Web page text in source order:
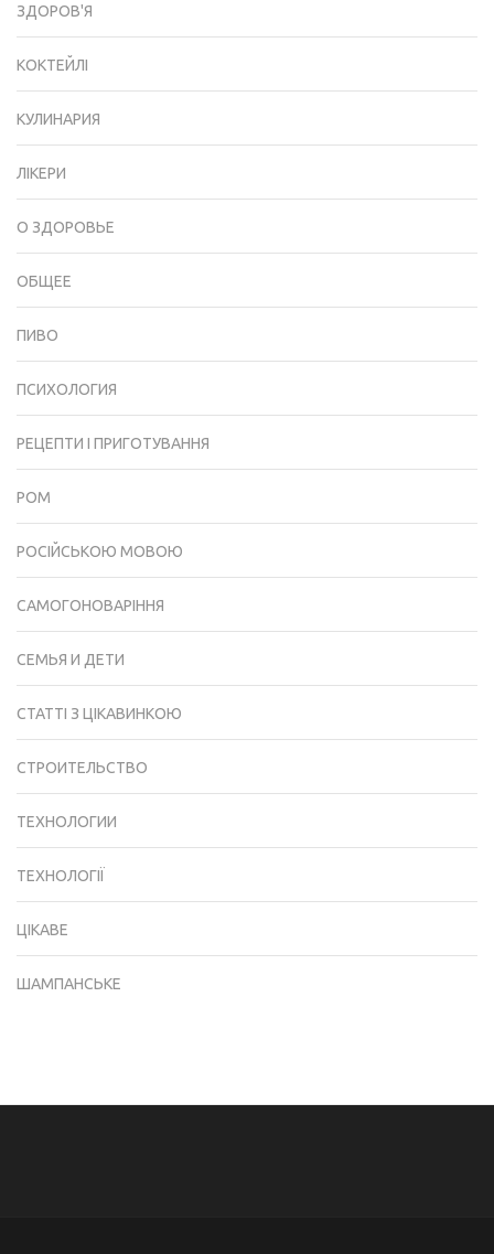
ЗДОРОВ'Я
КОКТЕЙЛІ
КУЛИНАРИЯ
ЛІКЕРИ
О ЗДОРОВЬЕ
ОБЩЕЕ
ПИВО
ПСИХОЛОГИЯ
РЕЦЕПТИ І ПРИГОТУВАННЯ
РОМ
РОСІЙСЬКОЮ МОВОЮ
САМОГОНОВАРІННЯ
СЕМЬЯ И ДЕТИ
СТАТТІ З ЦІКАВИНКОЮ
СТРОИТЕЛЬСТВО
ТЕХНОЛОГИИ
ТЕХНОЛОГІЇ
ЦІКАВЕ
ШАМПАНСЬКЕ